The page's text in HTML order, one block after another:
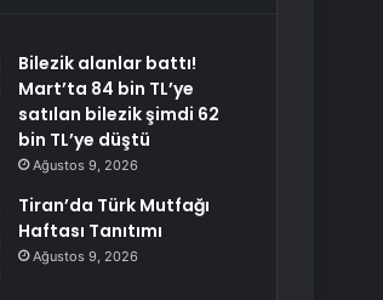
Bilezik alanlar battı!
Mart’ta 84 bin TL’ye
satılan bilezik şimdi 62
bin TL’ye düştü
Ağustos 9, 2026
Tiran’da Türk Mutfağı
Haftası Tanıtımı
Ağustos 9, 2026